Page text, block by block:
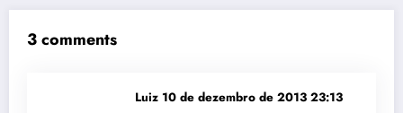
3 comments
Luiz 10 de dezembro de 2013 23:13